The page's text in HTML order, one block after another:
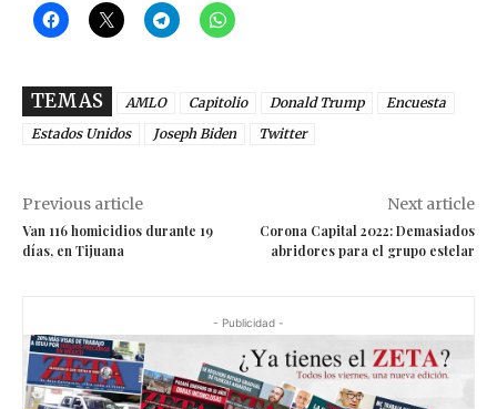
TEMAS AMLO Capitolio Donald Trump
Encuesta
Estados Unidos
Joseph Biden Twitter
Previous article
Van 116 homicidios durante 19
días, en Tijuana
Next article
Corona Capital 2022: Demasiados
abridores para el grupo estelar
- Publicidad -